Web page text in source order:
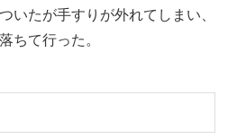
いたが手すりが外れてしまい、
ちて行った。